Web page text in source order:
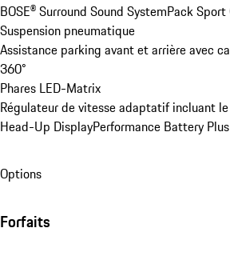
l'essai
permanence par le véhicule ou le
la batterie et peut être lue à tout
préparation. Les conditions externes,
influencent la précision de ce calcul.
haute tension. Pour ce faire, la
déchargée jusqu'à un point défini, puis
BOSE® Surround Sound SystemPack Sport
Suspension pneumatique
Assistance parking avant et arrière avec
360°
Phares LED-Matrix
Régulateur de vitesse adaptatif incluant
Head-Up DisplayPerformance Battery Plus
Options
Forfaits